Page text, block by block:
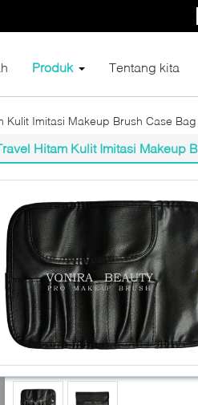
Produk Tentang kita
Kulit Imitasi Makeup Brush Case
Hitam Kulit Imitasi Makeup